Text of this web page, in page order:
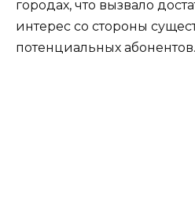
городах, что вызвало
интерес со стороны
потенциальных абонентов.